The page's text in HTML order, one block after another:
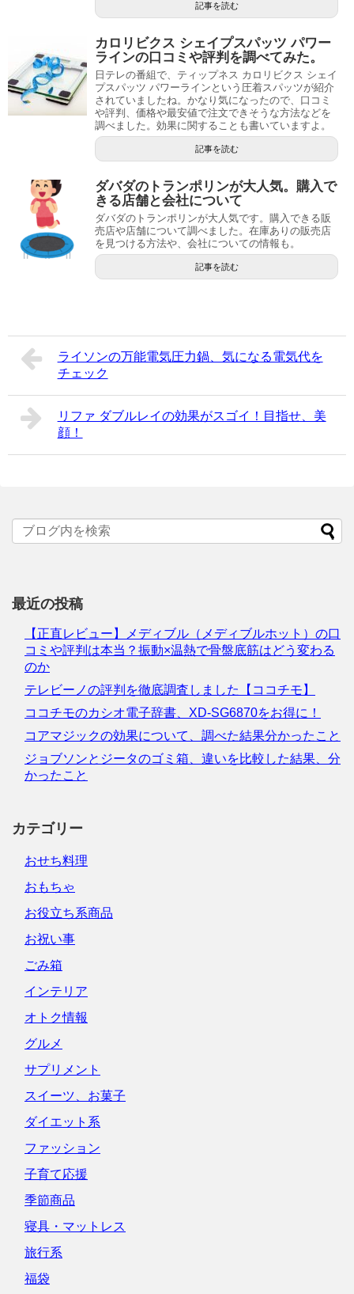
記事を読む
カロリビクス シェイプスパッツ パワー
ラインの口コミや評判を調べてみた。
日テレの番組で、ティップネス カロリビクス シェイ
プスパッツ パワーラインという圧着スパッツが紹介
されていましたね。かなり気になったので、口コミ
や評判、価格や最安値で注文できそうな方法などを
調べました。効果に関することも書いていますよ。
記事を読む
ダバダのトランポリンが大人気。購入で
きる店舗と会社について
ダバダのトランポリンが大人気です。購入できる販
売店や店舗について調べました。在庫ありの販売店
を見つける方法や、会社についての情報も。
記事を読む
ライソンの万能電気圧力鍋、気になる電気代を
チェック
リファ ダブルレイの効果がスゴイ！目指せ、美
顔！
最近の投稿
【正直レビュー】メディブル（メディブルホット）の口
コミや評判は本当？振動×温熱で骨盤底筋はどう変わる
のか
テレビーノの評判を徹底調査しました【ココチモ】
ココチモのカシオ電子辞書、XD-SG6870をお得に！
コアマジックの効果について、調べた結果分かったこと
ジョブソンとジータのゴミ箱、違いを比較した結果、分
かったこと
カテゴリー
おせち料理
おもちゃ
お役立ち系商品
お祝い事
ごみ箱
インテリア
オトク情報
グルメ
サプリメント
スイーツ、お菓子
ダイエット系
ファッション
子育て応援
季節商品
寝具・マットレス
旅行系
福袋